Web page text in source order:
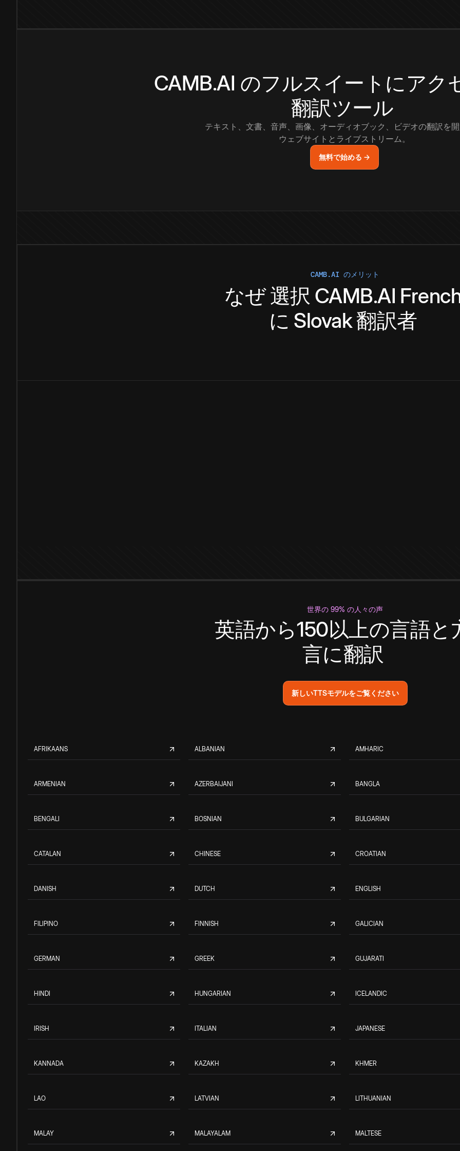
CAMB.AI のフルスイートにアク
翻訳ツール
テキスト、文書、音声、画像、オーディオブック、ビデオの翻訳を
ウェブサイトとライブストリーム。
無料で始める →
CAMB.AI のメリット
なぜ選択 CAMB.AI
に Slovak翻訳者
世界の 99% の人々の声
英語から150以上の言語と
言に翻訳
新しいTTSモデルをご覧ください
AFRIKAANS ALBANIAN AMHARIC
ARMENIAN AZERBAIJANI BANGLA
BENGALI BOSNIAN BULGARIAN
CATALAN CHINESE CROATIAN
DANISH DUTCH ENGLISH
FILIPINO FINNISH GALICIAN
GERMAN GREEK GUJARATI
HINDI HUNGARIAN ICELANDIC
IRISH ITALIAN JAPANESE
KANNADA KAZAKH KHMER
LAO LATVIAN LITHUANIAN
MALAY MALAYALAM MALTESE